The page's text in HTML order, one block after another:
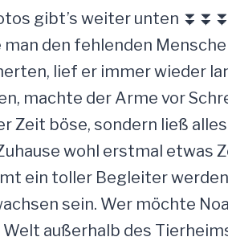
G
n
a
d
e
n
b
r
o
gibt’s weiter unten
den fehlenden
lief er immer wieder
machte der Arme vor
Zeit böse, sondern ließ
wohl erstmal etwas
ein toller Begleiter
sein. Wer möchte
Welt außerhalb des